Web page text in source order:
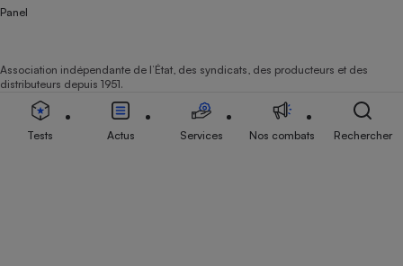
Panel
Association indépendante de l’État, des syndicats, des producteurs et des
distributeurs depuis 1951.
Tests Actus Services Nos combats Rechercher